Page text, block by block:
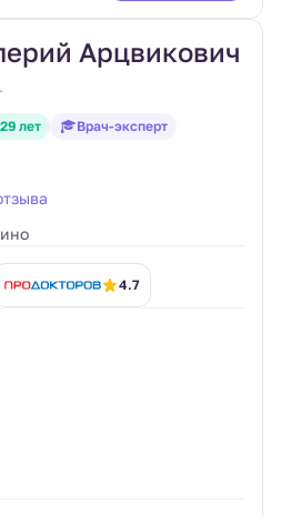
Арцвикович
лет Врач-эксперт
4.7